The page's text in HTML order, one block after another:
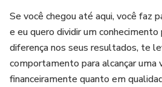
Se você chegou até aqui, você faz
e eu quero dividir um
diferença nos seus resultados, te
comportamento para alcançar uma
financeiramente quanto em